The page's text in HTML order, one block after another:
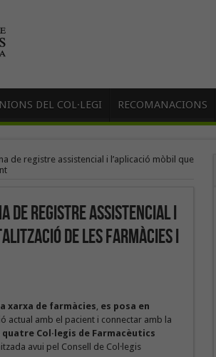
DEL COL·LEGI RECOMANACIONS
de registre assistencial i l’aplicació mòbil que
de registre assistencial i
de les farmàcies i
xarxa de farmàcies, es posa en
actual amb el pacient i connectar amb la
Col·legis de Farmacèutics
avui pel Consell de Col·legis